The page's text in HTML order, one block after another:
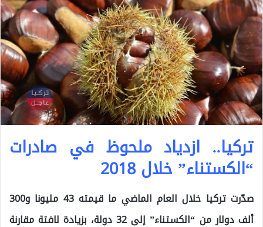
تركيا.. ازدياد ملحوظ في صادرات
“الكستناء” خلال 2018
صدّرت تركيا خلال العام الماضي ما قيمته 43 مليونا و300
ألف دولار من “الكستناء” إلى 32 دولة، بزيادة لافتة مقارنة